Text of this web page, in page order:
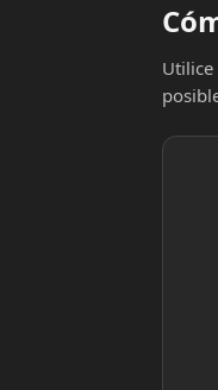
Utilice